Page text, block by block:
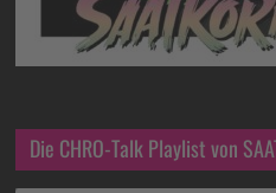
Die CHRO-Talk Playlist von